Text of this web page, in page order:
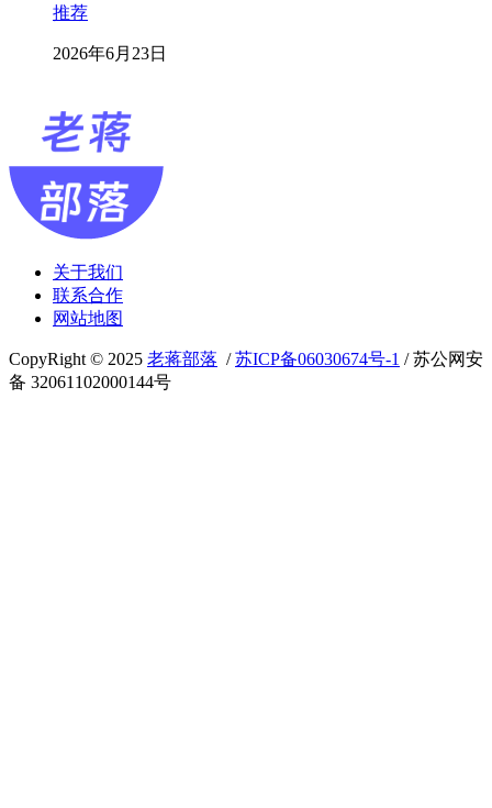
推荐
2026年6月23日
关于我们
联系合作
网站地图
CopyRight © 2025 老蒋部落 /苏ICP备06030674号-1 / 苏公网安
备 32061102000144号